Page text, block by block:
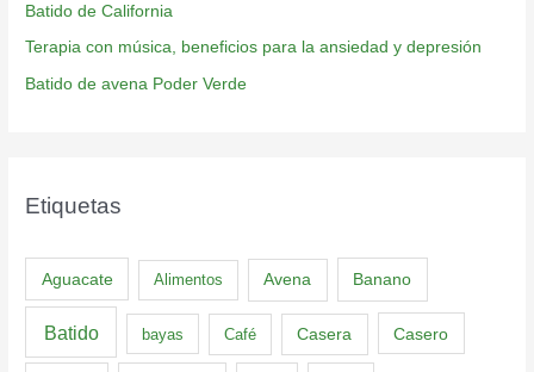
Batido de California
Terapia con música, beneficios para la ansiedad y depresión
Batido de avena Poder Verde
Etiquetas
Aguacate Alimentos Avena Banano
Batido bayas Café Casera Casero